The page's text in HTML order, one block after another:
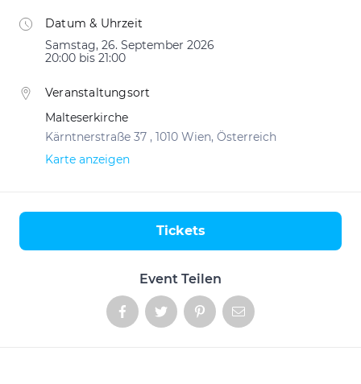
Datum & Uhrzeit
Samstag, 26. September 2026
20:00 bis 21:00
Veranstaltungsort
Malteserkirche
Kärntnerstraße 37 , 1010 Wien, Österreich
Karte anzeigen
Event Teilen
Tickets